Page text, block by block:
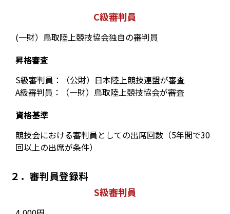
C級審判員
(一財）鳥取陸上競技協会独自の審判員
昇格審査
S級審判員：（公財）日本陸上競技連盟が審査
A級審判員：（一財）鳥取陸上競技協会が審査
資格基準
競技会における審判員としての出席回数（5年間で30
回以上の出席が条件）
２．審判員登録料
S級審判員